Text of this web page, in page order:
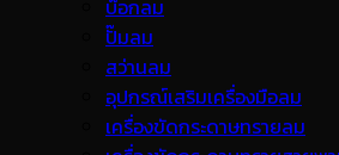
บ๊อกลม
ปั๊มลม
สว่านลม
อุปกรณ์เสริมเครื่องมือลม
เครื่องขัดกระดาษทรายลม